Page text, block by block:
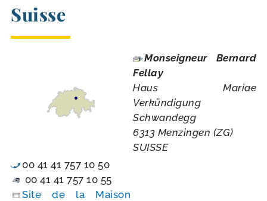
Suisse
Monseigneur Bernard
Fellay
Haus Mariae
Verkündigung
Schwandegg
6313 Menzingen (ZG)
SUISSE
00 41 41 757 10 50
00 41 41 757 10 55
Site de la Maison